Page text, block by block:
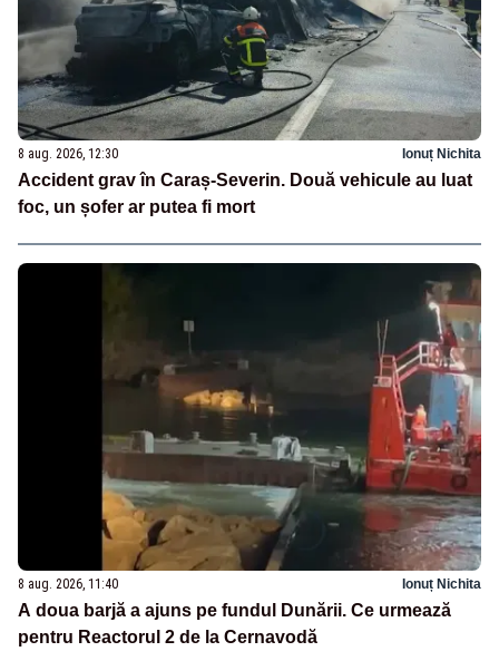
8 aug. 2026, 12:30 Ionuț Nichita
Accident grav în Caraș-Severin. Două vehicule au luat
foc, un șofer ar putea fi mort
8 aug. 2026, 11:40 Ionuț Nichita
A doua barjă a ajuns pe fundul Dunării. Ce urmează
pentru Reactorul 2 de la Cernavodă